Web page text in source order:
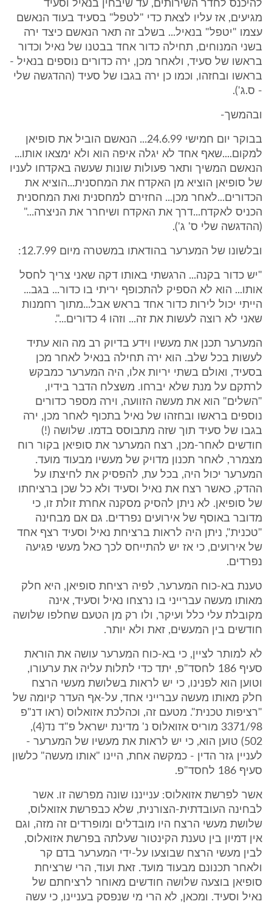
להיכנס לחדר השירותים, עד שיבחין בנאיל וסעיד
מגיעים, אז עליו לצאת כדי "לטפל" בסעיד בעוד הנאשם
עצמו "יטפל" בנאיל... בשלב זה תאר הנאשם כיצד ירה
בשני המנוחים, תחילה כדור אחד בבטנו של נאיל וכדור
בראשו של סעיד, ולאחר מכן, ירה כדורים נוספים בנאיל -
בראשו ובחזהו, וכמו כן ירה בגבו של סעיד (ההדגשה שלי
- ס.ג').
ובהמשך-
בבוקר יום חמישי 24.6.99... הנאשם הוביל את סופיאן
למקום....שאף אחד לא יגלה איפה הוא ולא ימצאו אותו...
הנאשם המשיך ותאר פעולות שונות שעשה באקדחו לעניו
של סופיאן הוציא מן האקדח את המחסנית...הוציא את
הכדורים...לאחר מכן... החזירם למחסנית ואת המחסנית
הכניס לאקדח...דרך את האקדח ושיחרר את הניצרה..."
(ההדגשה שלי ס' ג').
ובלשונו של המערער בהודאתו במשטרה מיום 12.7.99:
"יש כדור בקנה... הרגשתי באותו דקה שאני צריך לחסל
אותו... הוא לא הספיק להתכופף יריתי בו כדור... בגב...
הייתי יכול לירות כדור אחד בראש אבל...מתוך רחמנות
שאני לא רוצה לעשות את זה... וזהו 4 כדורים...".
המערער תכנן את מעשיו וידע בדיוק רב מה הוא עתיד
לעשות בכל שלב. הוא ירה תחילה בנאיל לאחר מכן
בסעיד, ואולם בשתי יריות אלו, היה המערער כמבקש
לרתקם על מנת שלא יברחו. משצלח הדבר בידיו,
"השלים" הוא את מעשה הזוועה, וירה מספר כדורים
נוספים בראשו ובחזהו של נאיל בתכוף לאחר מכן, ירה
בגבו של סעיד תוך שזה מתבוסס בדמו. שלושה (!)
חודשים לאחר-מכן, רצח המערער את סופיאן בקור רוח
מצמרר, לאחר תכנון מדויק של מעשיו מבעוד מועד.
המערער יכול היה, בכל עת, להפסיק את לחיצתו על
ההדק, כאשר רצח את נאיל וסעיד ולא כל שכן ברציחתו
של סופיאן. לא ניתן להסיק מסקנה אחרת זולת זו, כי
מדובר באוסף של אירועים נפרדים. גם אם מבחינה
"טכנית", ניתן היה לראות ברציחת נאיל וסעיד רצף אחד
של אירועים, כי אז יש להתייחס לכך כאל מעשי פגיעה
נפרדים.
טענת בא-כוח המערער, לפיה רציחת סופיאן, היא חלק
מאותו מעשה עברייני בו נרצחו נאיל וסעיד, אינה
מקובלת עלי כלל ועיקר, ולו רק מן הטעם שחלפו שלושה
חודשים בין המעשים, זאת ולא יותר.
לא למותר לציין, כי בא-כוח המערער עושה את הוראת
סעיף 186 לחסד"פ, יתד כדי לתלות עליה את ערעורו,
וטוען הוא לפנינו, כי יש לראות בשלושת מעשי הרצח
חלק מאותו מעשה עברייני אחד, על-אף העדר קיומה של
"רציפות טכנית". מטעם זה, וכהלכת אזואלוס (ראו דנ"פ
3371/98 מוריס אזואלוס נ' מדינת ישראל פ"ד נד(4),
502) טוען הוא, כי יש לראות את מעשיו של המערער -
לעניין גזר הדין - כמקשה אחת, היינו "אותו מעשה" כלשון
סעיף 186 לחסד"פ.
אשר לפרשת אזואלוס: ענייננו שונה מפרשה זו. אשר
לבחינה העובדתית-הצורנית, שלא כבפרשת אזואלוס,
שלושת מעשי הרצח היו מובדלים ומופרדים זה מזה, וגם
אין דמיון בין טענת הקינטור שעלתה בפרשת אזואלוס,
לבין מעשי הרצח שבוצעו על-ידי המערער בדם קר
ולאחר תכנונם מבעוד מועד. זאת ועוד, הרי שרציחת
סופיאן בוצעה שלושה חודשים מאוחר לרציחתם של
נאיל וסעיד. ומכאן, לא הרי מי שנפסק בעניינו, כי עשה